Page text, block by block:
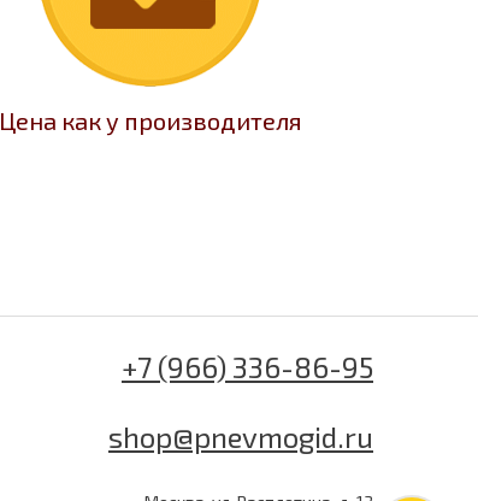
Цена как у производителя
+7 (966) 336-86-95
shop@pnevmogid.ru